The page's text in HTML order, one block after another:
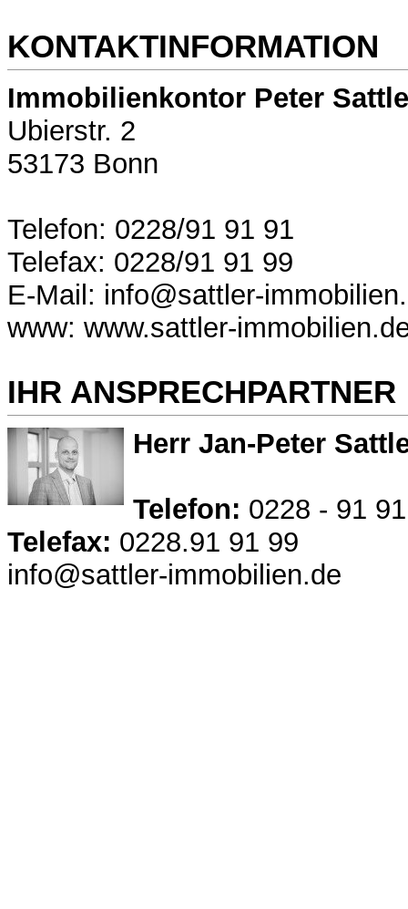
KONTAKTINFORMATION
Immobilienkontor Peter
Ubierstr. 2
53173 Bonn
Telefon: 0228/91 91 91
Telefax: 0228/91 91 99
E-Mail: info@sattler-
www: www.sattler-
IHR ANSPRECHPARTNER
Herr Jan-Peter
Telefon: 0228 - 91
Telefax: 0228.91 91 99
info@sattler-immobilien.de